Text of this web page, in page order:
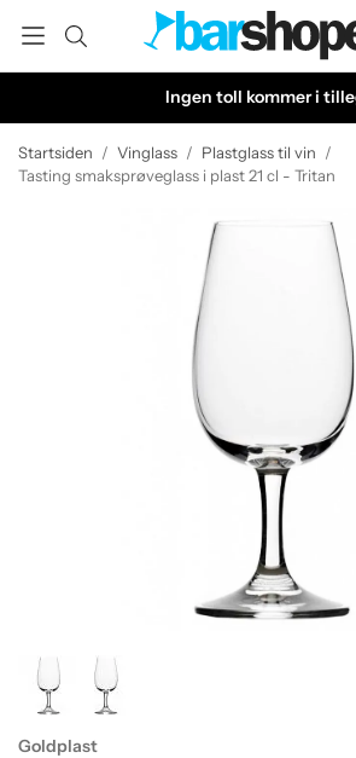
Ingen toll kommer i
Startsiden / Vinglass / Plastglass til vin /
Tasting smaksprøveglass i plast 21 cl - Tritan
Goldplast